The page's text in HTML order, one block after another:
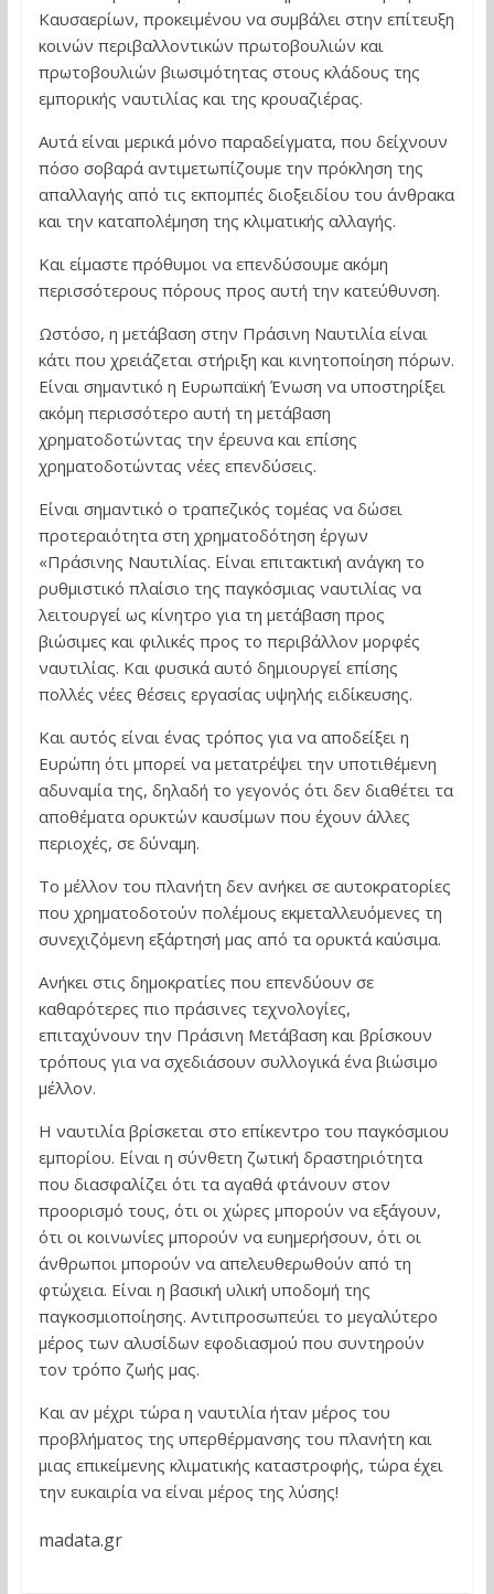
Καυσαερίων, προκειμένου να συμβάλει στην επίτευξη
κοινών περιβαλλοντικών πρωτοβουλιών και
πρωτοβουλιών βιωσιμότητας στους κλάδους της
εμπορικής ναυτιλίας και της κρουαζιέρας.
Αυτά είναι μερικά μόνο παραδείγματα, που δείχνουν
πόσο σοβαρά αντιμετωπίζουμε την πρόκληση της
απαλλαγής από τις εκπομπές διοξειδίου του άνθρακα
και την καταπολέμηση της κλιματικής αλλαγής.
Και είμαστε πρόθυμοι να επενδύσουμε ακόμη
περισσότερους πόρους προς αυτή την κατεύθυνση.
Ωστόσο, η μετάβαση στην Πράσινη Ναυτιλία είναι
κάτι που χρειάζεται στήριξη και κινητοποίηση πόρων.
Είναι σημαντικό η Ευρωπαϊκή Ένωση να υποστηρίξει
ακόμη περισσότερο αυτή τη μετάβαση
χρηματοδοτώντας την έρευνα και επίσης
χρηματοδοτώντας νέες επενδύσεις.
Είναι σημαντικό ο τραπεζικός τομέας να δώσει
προτεραιότητα στη χρηματοδότηση έργων
«Πράσινης Ναυτιλίας. Είναι επιτακτική ανάγκη το
ρυθμιστικό πλαίσιο της παγκόσμιας ναυτιλίας να
λειτουργεί ως κίνητρο για τη μετάβαση προς
βιώσιμες και φιλικές προς το περιβάλλον μορφές
ναυτιλίας. Και φυσικά αυτό δημιουργεί επίσης
πολλές νέες θέσεις εργασίας υψηλής ειδίκευσης.
Και αυτός είναι ένας τρόπος για να αποδείξει η
Ευρώπη ότι μπορεί να μετατρέψει την υποτιθέμενη
αδυναμία της, δηλαδή το γεγονός ότι δεν διαθέτει τα
αποθέματα ορυκτών καυσίμων που έχουν άλλες
περιοχές, σε δύναμη.
Το μέλλον του πλανήτη δεν ανήκει σε αυτοκρατορίες
που χρηματοδοτούν πολέμους εκμεταλλευόμενες τη
συνεχιζόμενη εξάρτησή μας από τα ορυκτά καύσιμα.
Ανήκει στις δημοκρατίες που επενδύουν σε
καθαρότερες πιο πράσινες τεχνολογίες,
επιταχύνουν την Πράσινη Μετάβαση και βρίσκουν
τρόπους για να σχεδιάσουν συλλογικά ένα βιώσιμο
μέλλον.
Η ναυτιλία βρίσκεται στο επίκεντρο του παγκόσμιου
εμπορίου. Είναι η σύνθετη ζωτική δραστηριότητα
που διασφαλίζει ότι τα αγαθά φτάνουν στον
προορισμό τους, ότι οι χώρες μπορούν να εξάγουν,
ότι οι κοινωνίες μπορούν να ευημερήσουν, ότι οι
άνθρωποι μπορούν να απελευθερωθούν από τη
φτώχεια. Είναι η βασική υλική υποδομή της
παγκοσμιοποίησης. Αντιπροσωπεύει το μεγαλύτερο
μέρος των αλυσίδων εφοδιασμού που συντηρούν
τον τρόπο ζωής μας.
Και αν μέχρι τώρα η ναυτιλία ήταν μέρος του
προβλήματος της υπερθέρμανσης του πλανήτη και
μιας επικείμενης κλιματικής καταστροφής, τώρα έχει
την ευκαιρία να είναι μέρος της λύσης!
madata.gr